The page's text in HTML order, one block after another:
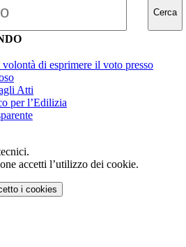
Cerca
di esprimere il voto presso
Atti
per l’Edilizia
accetti l’utilizzo dei cookie.
i cookies